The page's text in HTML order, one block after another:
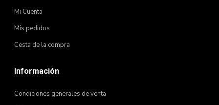
Mi Cuenta
Mis pedidos
Cesta de la compra
Información
Condiciones generales de venta